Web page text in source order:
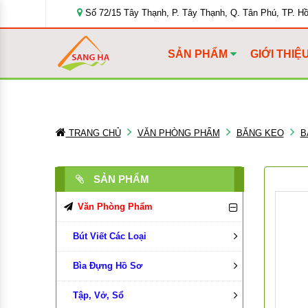
Số 72/15 Tây Thạnh, P. Tây Thạnh, Q. Tân Phú, TP.
SẢN PHẨM GIỚI
TRANG CHỦ VĂN PHÒNG PHẨM BĂNG KEO
SẢN PHẨM
Văn Phòng Phẩm
Bút Viết Các Loại
Bút Bi
Bút Chì, Ruột Chì
Bìa Đựng Hồ Sơ
Bìa Màu
Tập, Vở, Sổ